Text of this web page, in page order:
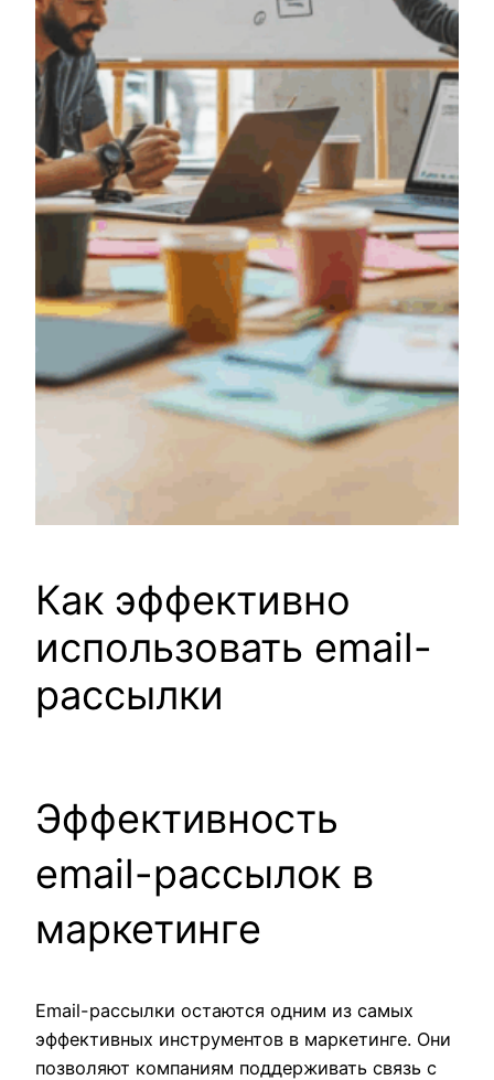
Как эффективно
использовать email-
рассылки
Эффективность
email-рассылок в
маркетинге
Email-рассылки остаются одним из самых
эффективных инструментов в маркетинге. Они
позволяют компаниям поддерживать связь с